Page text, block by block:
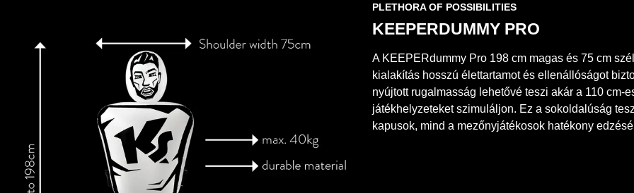
PLETHORA OF POSSIBILITIES
KEEPERDUMMY PRO
A KEEPERdummy Pro 198 cm magas és 75 cm
kialakítás hosszú élettartamot és ellenállóságot
nyújtott rugalmasság lehetővé teszi akár a 110 cm-
játékhelyzeteket szimuláljon. Ez a sokoldalúság
kapusok, mind a mezőnyjátékosok hatékony